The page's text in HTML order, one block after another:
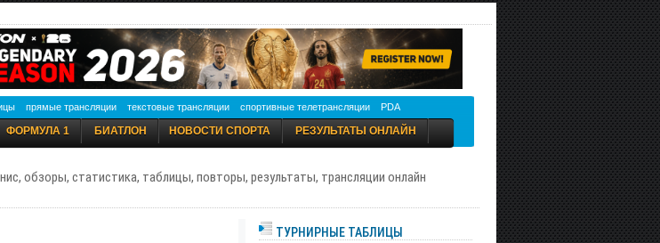
прямые трансляции текстовые трансляции спортивные телетрансляции PDA
ФОРМУЛА 1 БИАТЛОН НОВОСТИ СПОРТА РЕЗУЛЬТАТЫ ОНЛАЙН
обзоры, статистика, таблицы, повторы, результаты, трансляции онлайн
ТУРНИРНЫЕ ТАБЛИЦЫ